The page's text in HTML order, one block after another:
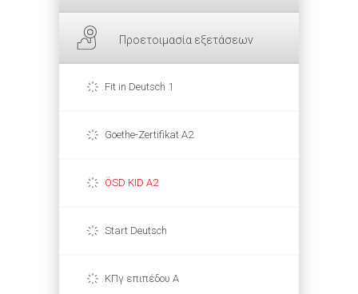
Προετοιμασία εξετάσεων
Fit in Deutsch 1
Goethe-Zertifikat A2
ÖSD KID A2
Start Deutsch
ΚΠγ επιπέδου Α